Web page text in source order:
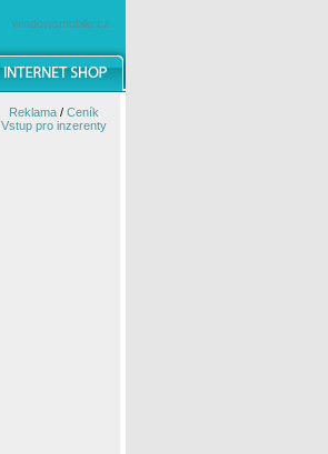
windowsmobile.cz
Reklama/ Ceník
Vstup pro inzerenty